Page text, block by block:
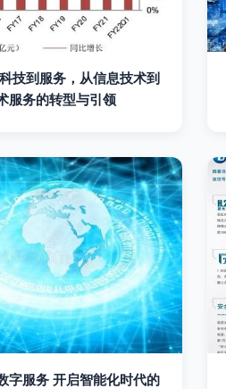
技到服务，从信息技术到
务的转型与引领
字服务 开启智能化时代的